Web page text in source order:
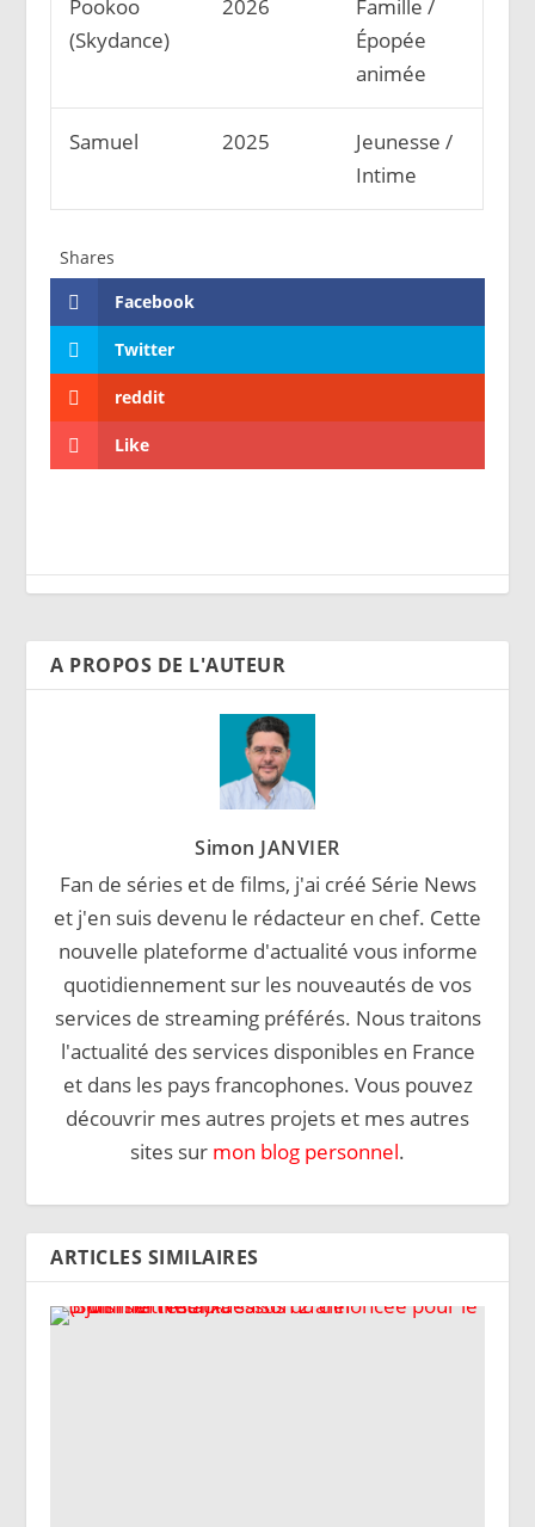
Pookoo
(Skydance)
2026
Famille /
Épopée
animée
Samuel 2025
Jeunesse /
Intime
Shares
Facebook
Twitter
reddit
Like
A PROPOS DE L'AUTEUR
Simon JANVIER
Fan de séries et de films, j'ai créé Série News
et j'en suis devenu le rédacteur en chef. Cette
nouvelle plateforme d'actualité vous informe
quotidiennement sur les nouveautés de vos
services de streaming préférés. Nous traitons
l'actualité des services disponibles en France
et dans les pays francophones. Vous pouvez
découvrir mes autres projets et mes autres
sites sur mon blog personnel.
ARTICLES SIMILAIRES